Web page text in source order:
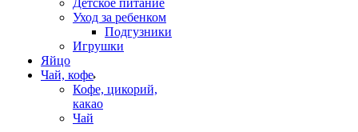
Детское питание
Уход за ребенком
Подгузники
Игрушки
Яйцо
Чай, кофе
Кофе, цикорий,
какао
Чай